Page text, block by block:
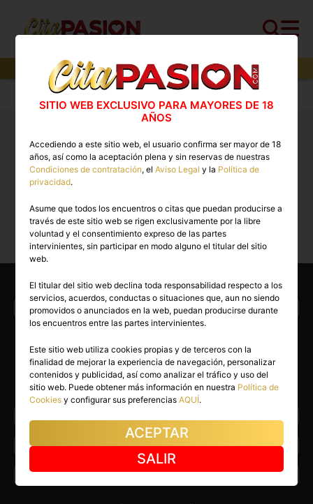
perfiles,0perfiles verificados y0con video
Cita PASION.COM
>Boys> Albacete
Boys Albacete: stripers para despedidas, gigolos y
chicos, putos no
disponibles para esta búsqueda.
Escorts en Albacete Virtuales en Albacete
Encuentra Boys en otras
provincias de España
Alicante Almeria
Asturias Avila
SITIO WEB EXCLUSIVO PARA MAYORES DE 18
AÑOS
Accediendo a este sitio web, el usuario confirma ser mayor de 18
años, así como la aceptación plena y sin reservas de nuestras
Condiciones de contratación, elAviso Legal y la Política de
privacidad.
Asume que todos los encuentros o citas que puedan producirse a
través de este sitio web se rigen exclusivamente por la libre
voluntad y el consentimiento expreso de las partes
intervinientes, sin participar en modo alguno el titular del sitio
web.
El titular del sitio web declina toda responsabilidad respecto a los
servicios, acuerdos, conductas o situaciones que, aun no siendo
promovidos o anunciados en la web, puedan producirse durante
los encuentros entre las partes intervinientes.
Este sitio web utiliza cookies propias y de terceros con la
finalidad de mejorar la experiencia de navegación, personalizar
contenidos y publicidad, así como analizar el tráfico y uso del
sitio web. Puede obtener más información en nuestra Política de
Cookies y configurar sus preferenciasAQUÍ.
ACEPTAR
SALIR